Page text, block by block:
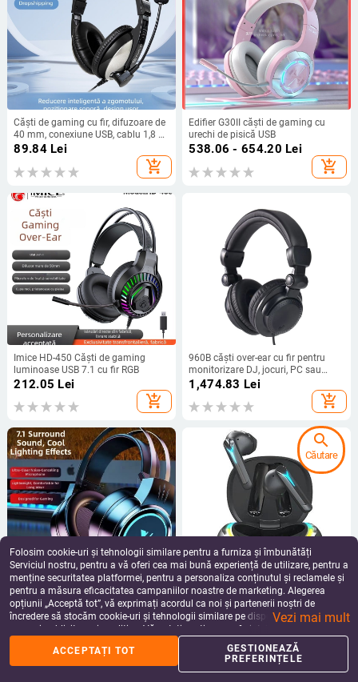
Căști de gaming cu fir, difuzoare de
40 mm, conexiune USB, cablu 1,8 m,
răspuns în frecvență 20–20 kHz,
89.84Lei
add_shopping_cart
Edifier G30II căști de gaming cu
urechi de pisică USB
538.06 - 654.20 Lei
add_shopping_cart
Imice HD-450 Căști de gaming
luminoase USB 7.1 cu fir RGB
212.05 Lei
add_shopping_cart
960B căști over-ear cu fir pentru
monitorizare DJ, jocuri, PC sau
tabletă
1,474.83 Lei
add_shopping_cart
Cască pentru PC cu microfon,
cablu, pentru practică de ascultare
și vorbire în engleză, învățarea
limbii, esports gaming
143.98 - 227.70Lei
add_shopping_cart
Căști wireless W42 Căști stereo cu
sunet cu culoare RGB Husă de
încărcare cu lumină dinamică
pentru telefon mobil, computer,
laptop
215.64Lei
add_shopping_cart
Folosim cookie-uri și tehnologii similare pentru a furniza și îmbunătăți
Serviciul nostru, pentru a vă oferi cea mai bună experiență de utilizare, pentru a
menține securitatea platformei, pentru a personaliza conținutul și reclamele și
pentru a măsura eficacitatea campaniilor noastre de marketing. Alegerea
opțiunii „Acceptă tot”, vă exprimați acordul ca noi și partenerii noștri de
încredere să stocăm cookie-uri și tehnologii similare pe dispozitivul dvs. în
scopuri publicitare și analitice. Vă puteți gestiona preferințele în orice moment
făcând clic pe „Gestionează preferințele”. Pentru mai multe informații, vă
rugăm să consultațiPolitica noastră de confidențialitate.
Vezi mai mult
ACCEPTAȚI TOT
GESTIONEAZĂ
PREFERINȚELE
search
Căutare